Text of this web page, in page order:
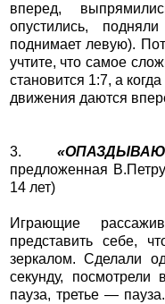
вперед,
опустились,
поднимает левую).
учтите, что самое
становится 1:7, а
движения даются
3.
предложенная
14 лет)
Играющие
представить себе,
зеркалом. Сделали
секунду,
пауза, третье —